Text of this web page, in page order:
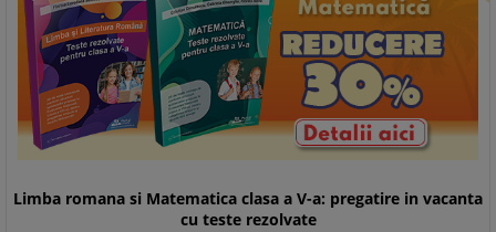
Limba romana si Matematica clasa a V-a: pregatire in vacanta
cu teste rezolvate